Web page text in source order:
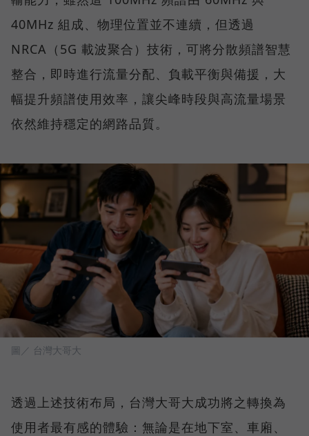
40MHz 組成、物理位置並不連續，但透過
NRCA（5G 載波聚合）技術，可將分散頻譜智慧
整合，即時進行流量分配、負載平衡與備援，大
幅提升頻譜使用效率，讓尖峰時段與高流量場景
依然維持穩定的網路品質。
圖／ 台灣大哥大
透過上述技術布局，台灣大哥大成功將之轉換為
使用者最有感的體驗：無論是在地下室、車廂、